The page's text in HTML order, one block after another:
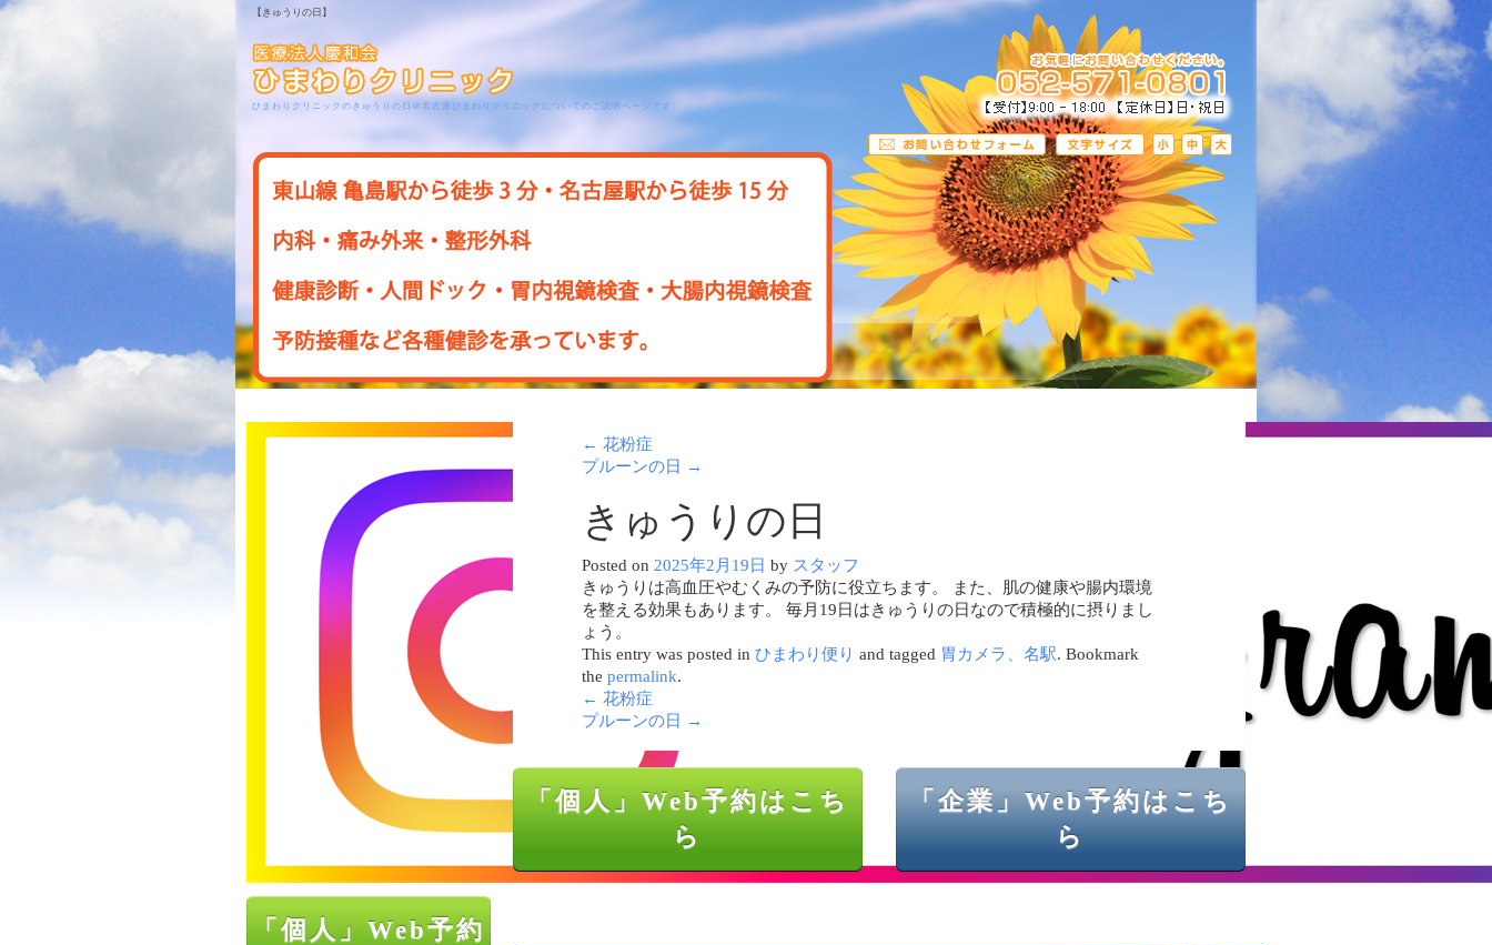
【きゅうりの日】
ひまわりクリニックのきゅうりの日＠名古屋ひまわりクリニックについてのご説明ページです
「個人」Web予約
← 花粉症
プルーンの日
→
きゅうりの日
Posted on 2025年2月19日 by スタッフ
きゅうりは高血圧やむくみの予防に役立ちます。 また、肌の健康や腸内環境
を整える効果もあります。 毎月19日はきゅうりの日なので積極的に摂りまし
ょう。
This entry was posted in ひまわり便り and tagged 胃カメラ、名駅. Bookmark
the permalink.
← 花粉症
プルーンの日
→
「個人」Web予約はこち
ら
「企業」Web予約はこち
ら